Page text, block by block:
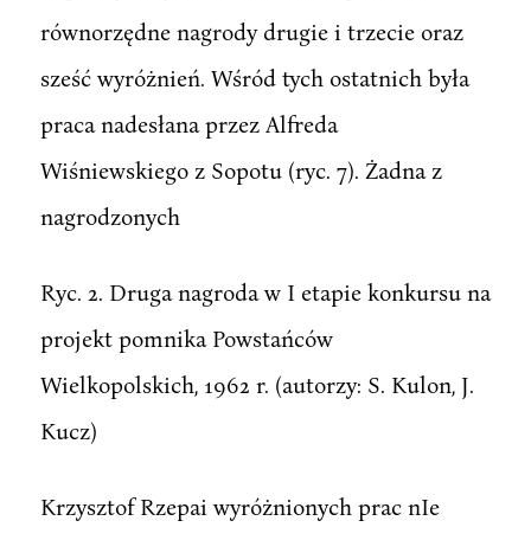
równorzędne nagrody drugie i trzecie oraz
sześć wyróżnień. Wśród tych ostatnich była
praca nadesłana przez Alfreda
Wiśniewskiego z Sopotu (ryc. 7). Żadna z
nagrodzonych
Ryc. 2. Druga nagroda w I etapie konkursu na
projekt pomnika Powstańców
Wielkopolskich, 1962 r. (autorzy: S. Kulon, J.
Kucz)
Krzysztof Rzepai wyróżnionych prac nIe